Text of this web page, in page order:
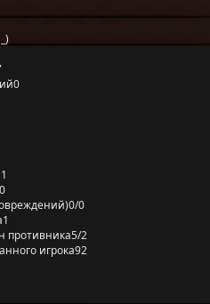
0
1
0
0/0
1
противника5/2
игрока92